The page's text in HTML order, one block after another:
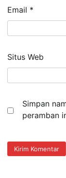
Email *
Situs Web
Simpan
peramban